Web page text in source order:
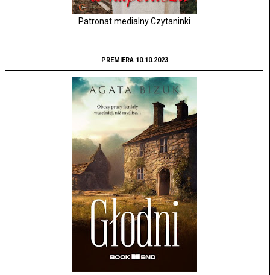
Patronat medialny Czytaninki
PREMIERA 10.10.2023